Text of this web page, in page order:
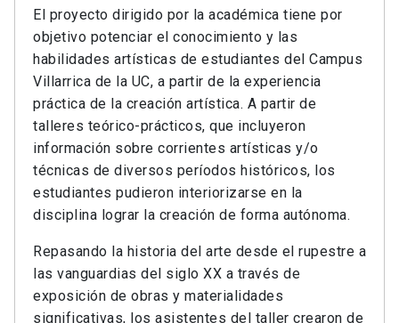
El proyecto dirigido por la académica tiene por
objetivo potenciar el conocimiento y las
habilidades artísticas de estudiantes del Campus
Villarrica de la UC, a partir de la experiencia
práctica de la creación artística. A partir de
talleres teórico-prácticos, que incluyeron
información sobre corrientes artísticas y/o
técnicas de diversos períodos históricos, los
estudiantes pudieron interiorizarse en la
disciplina lograr la creación de forma autónoma.
Repasando la historia del arte desde el rupestre a
las vanguardias del siglo XX a través de
exposición de obras y materialidades
significativas, los asistentes del taller crearon de